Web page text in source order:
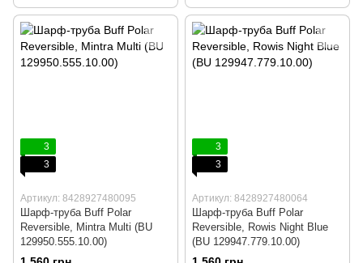
3
3
Артикул: 8428927480095
Шарф-труба Buff Polar
Reversible, Mintra Multi (BU
129950.555.10.00)
3
3
Артикул: 8428927480064
Шарф-труба Buff Polar
Reversible, Rowis Night Blue
(BU 129947.779.10.00)